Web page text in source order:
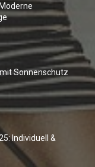
Sonnenschutz
Individuell &